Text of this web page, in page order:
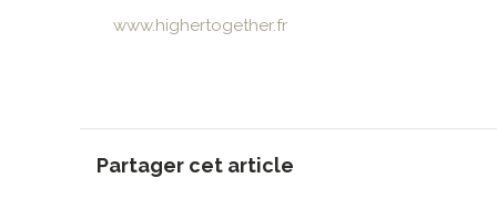
www.highertogether.fr
Partager cet article